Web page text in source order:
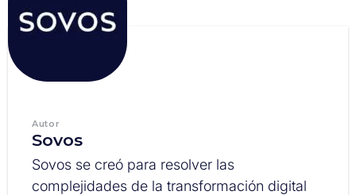
Autor
Sovos
Sovos se creó para resolver las
complejidades de la transformación digital